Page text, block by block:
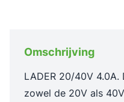
Omschrijving
LADER 20/40V
zowel de 20V als